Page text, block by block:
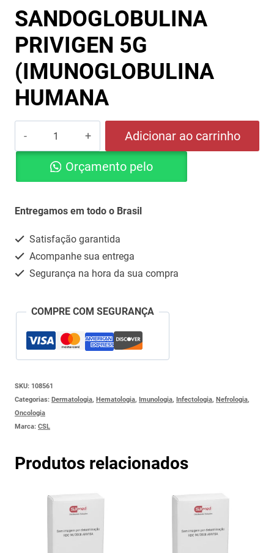
SANDOGLOBULINA
PRIVIGEN 5G
(IMUNOGLOBULINA
HUMANA
SANDOGLOBULINA
PRIVIGEN
HUMANA
Adicionar ao carrinho
Orçamento pelo
Entregamos em todo o Brasil
Satisfação garantida
Acompanhe sua entrega
Segurança na hora da sua compra
COMPRE COM SEGURANÇA
SKU: 108561
Categorias: Dermatologia, Hematologia, Imunologia, Infectologia, Nefrologia,
Oncologia
Marca: CSL
Produtos relacionados